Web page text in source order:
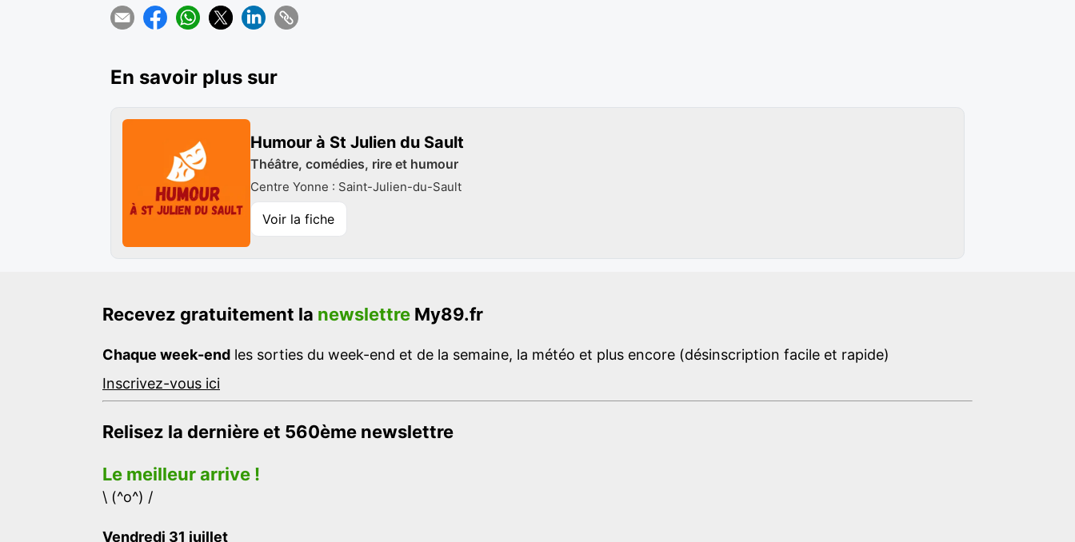
En savoir plus sur
Humour à St Julien du Sault
Théâtre, comédies, rire et humour
Centre Yonne : Saint-Julien-du-Sault
Voir la fiche
Recevez gratuitement la newslettre My89.fr
Chaque week-end les sorties du week-end et de la semaine, la météo et plus encore (désinscription facile et rapide)
Inscrivez-vous ici
Relisez la dernière et 560ème newslettre
Le meilleur arrive !
\ (^o^) /
Vendredi 31 juillet